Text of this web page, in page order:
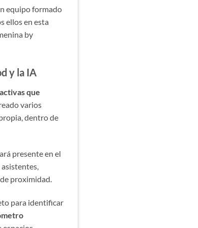
equipo formado
ellos en esta
by
y la IA
que
varios
dentro de
presente en el
proximidad.
para identificar